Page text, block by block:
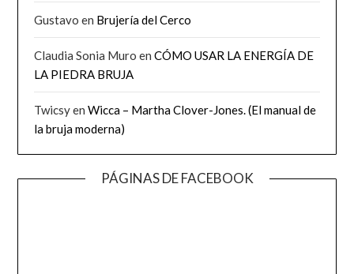
Gustavo en Brujería del Cerco
Claudia Sonia Muro enCÓMO USAR LA ENERGÍA DE
LA PIEDRA BRUJA
TwicsyenWicca – Martha Clover-Jones. (El manual de
la bruja moderna)
PÁGINAS DE FACEBOOK